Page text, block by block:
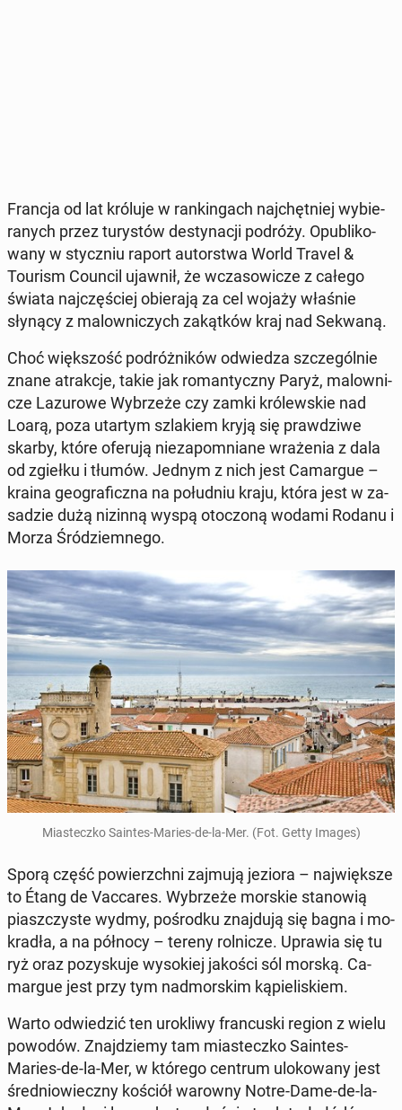
Francja od lat króluje w ran­kin­gach naj­chęt­niej wy­bie­
ra­nych przez tu­ry­stów de­sty­na­cji podróży. Opu­bli­ko­
wa­ny w stycz­niu raport au­tor­stwa World Travel &
Tourism Council ujawnił, że wcza­so­wi­cze z całego
świata naj­czę­ściej obie­ra­ją za cel wojaży właśnie
słynący z ma­low­ni­czych za­kąt­ków kraj nad Sekwaną.
Choć więk­szość po­dróż­ni­ków od­wie­dza szcze­gól­nie
znane atrak­cje, takie jak ro­man­tycz­ny Paryż, ma­low­ni­
cze La­zu­ro­we Wy­brze­że czy zamki kró­lew­skie nad
Loarą, poza utartym szla­kiem kryją się praw­dzi­we
skarby, które oferują nie­za­po­mnia­ne wra­że­nia z dala
od zgiełku i tłumów. Jednym z nich jest Ca­mar­gue –
kraina geo­gra­ficz­na na po­łu­dniu kraju, która jest w za­
sa­dzie dużą nizinną wyspą oto­czo­ną wodami Rodanu i
Morza Śród­ziem­ne­go.
Mia­stecz­ko Saintes-Maries-de-la-Mer. (Fot. Getty Images)
Sporą część po­wierzch­ni zajmują jeziora – naj­więk­sze
to Étang de Vac­ca­res. Wy­brze­że morskie sta­no­wią
piasz­czy­ste wydmy, po­środ­ku znaj­du­ją się bagna i mo­
kra­dła, a na północy – tereny rol­ni­cze. Uprawia się tu
ryż oraz po­zy­sku­je wy­so­kiej jakości sól morską. Ca­
mar­gue jest przy tym nad­mor­skim ką­pie­li­skiem.
Warto od­wie­dzić ten uro­kli­wy fran­cu­ski region z wielu
powodów. Znaj­dzie­my tam mia­stecz­ko Saintes-
Maries-de-la-Mer, w którego centrum ulo­ko­wa­ny jest
śre­dnio­wiecz­ny kościół warowny Notre-Dame-de-la-